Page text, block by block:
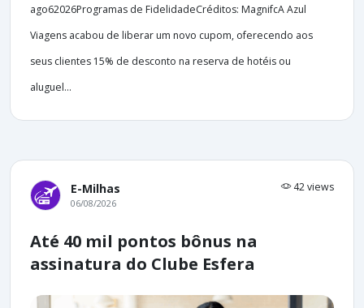
ago62026Programas de FidelidadeCréditos: MagnifcA Azul
Viagens acabou de liberar um novo cupom, oferecendo aos
seus clientes 15% de desconto na reserva de hotéis ou
aluguel...
E-Milhas 42 views
06/08/2026
Até 40 mil pontos bônus na
assinatura do Clube Esfera